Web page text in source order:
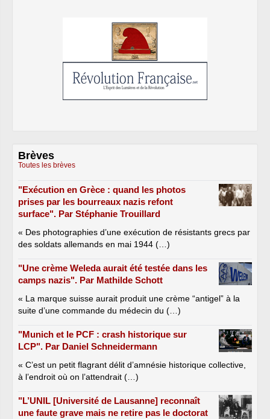
Brèves
Toutes les brèves
"Exécution en Grèce : quand les photos
prises par les bourreaux nazis refont
surface". Par Stéphanie Trouillard
« Des photographies d’une exécution de résistants grecs par
des soldats allemands en mai 1944 (…)
"Une crème Weleda aurait été testée dans les
camps nazis". Par Mathilde Schott
« La marque suisse aurait produit une crème “antigel” à la
suite d’une commande du médecin du (…)
"Munich et le PCF : crash historique sur
LCP". Par Daniel Schneidermann
« C’est un petit flagrant délit d’amnésie historique collective,
à l’endroit où on l’attendrait (…)
"L’UNIL [Université de Lausanne] reconnaît
une faute grave mais ne retire pas le doctorat